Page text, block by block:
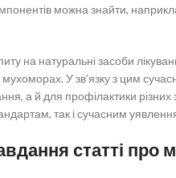
можна знайти,
на натуральні засоби
У зв’язку з цим
а й для профілактики
так і сучасним
статті про